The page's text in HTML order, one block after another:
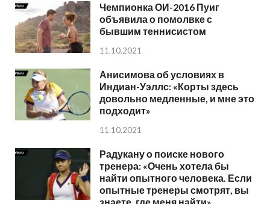
Чемпионка ОИ-2016 Пуиг
объявила о помолвке с
бывшим теннисистом
11.10.2021
Анисимова об условиях в
Индиан-Уэллс: «Корты здесь
довольно медленные, и мне это
подходит»
11.10.2021
Радукану о поиске нового
тренера: «Очень хотела бы
найти опытного человека. Если
опытные тренеры смотрят, вы